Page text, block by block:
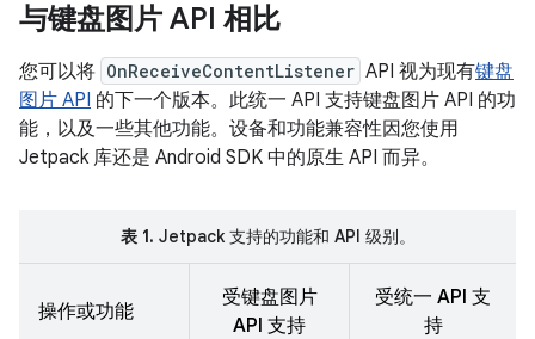
与键盘图片 API 相比
您可以将 OnReceiveContentListener API 视为现有键盘
图片 API 的下一个版本。此统一 API 支持键盘图片 API 的功
能，以及一些其他功能。设备和功能兼容性因您使用
Jetpack 库还是 Android SDK 中的原生 API 而异。
表 1. Jetpack 支持的功能和 API 级别。
操作或功能
受键盘图片
API 支持
受统一 API 支
持